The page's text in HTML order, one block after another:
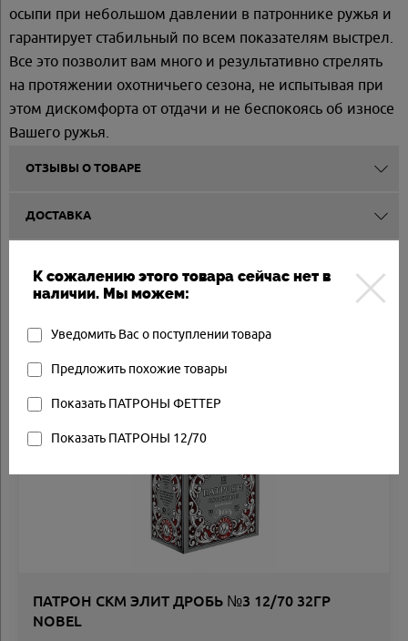
осыпи при небольшом давлении в патроннике ружья и
гарантирует стабильный по всем показателям выстрел.
Все это позволит вам много и результативно стрелять
на протяжении охотничьего сезона, не испытывая при
этом дискомфорта от отдачи и не беспокоясь об износе
Вашего ружья.
ОТЗЫВЫ О ТОВАРЕ
ДОСТАВКА
К сожалению этого товара сейчас нет в
наличии. Мы можем:
Уведомить Вас о поступлении товара
Предложить похожие товары
Показать ПАТРОНЫ ФЕТТЕР
Показать ПАТРОНЫ 12/70
Другие товары
Товар в наличии
ПАТРОН СКМ ЭЛИТ ДРОБЬ №3 12/70 32ГР
NOBEL